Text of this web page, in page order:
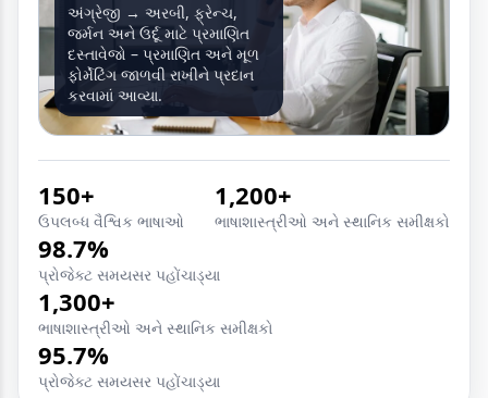
અંગ્રેજી → અરબી, ફ્રેન્ચ,
જર્મન અને ઉર્દૂ માટે પ્રમાણિત
દસ્તાવેજો – પ્રમાણિત અને મૂળ
ફોર્મેટિંગ જાળવી રાખીને પ્રદાન
કરવામાં આવ્યા.
150+
ઉપલબ્ધ વૈશ્વિક ભાષાઓ
1,200+
ભાષાશાસ્ત્રીઓ અને સ્થાનિક સમીક્ષકો
98.7%
પ્રોજેક્ટ સમયસર પહોંચાડ્યા
1,300+
ભાષાશાસ્ત્રીઓ અને સ્થાનિક સમીક્ષકો
95.7%
પ્રોજેક્ટ સમયસર પહોંચાડ્યા